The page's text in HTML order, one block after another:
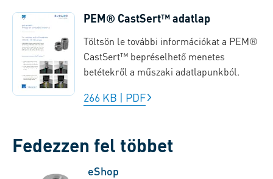
PEM® CastSert™ adatlap
Töltsön le további információkat a PEM®
CastSert™ bepréselhető menetes
betétekről a műszaki adatlapunkból.
266 KB | PDF
Fedezzen fel többet
eShop